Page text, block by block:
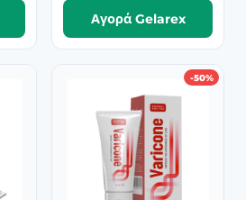
Αγορά Gelarex
-50%